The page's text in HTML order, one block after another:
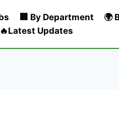
🏢 By Department 🌍
🔥Latest Updates